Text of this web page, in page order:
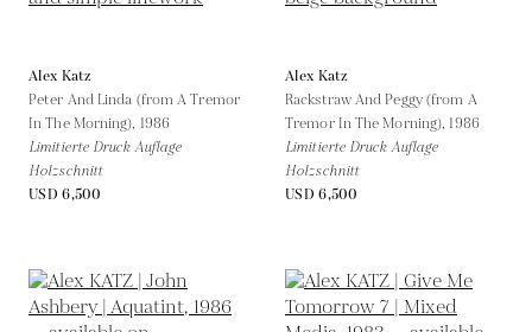
Alex Katz
Peter And Linda (from A Tremor
In The Morning), 1986
Limitierte Druck Auflage
Holzschnitt
USD 6,500
Alex Katz
Rackstraw And Peggy (from A
Tremor In The Morning),1986
Limitierte Druck Auflage
Holzschnitt
USD 6,500